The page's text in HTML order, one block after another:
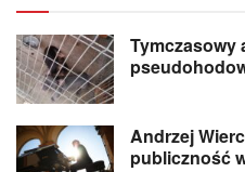
Tymczasowy
Andrzej
publiczność